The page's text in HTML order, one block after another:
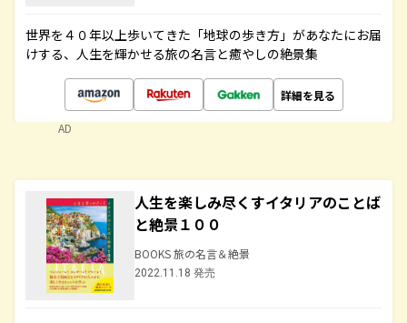
世界を４０年以上歩いてきた「地球の歩き方」があなたにお届
けする、人生を輝かせる旅の名言と癒やしの絶景集
詳細を見る
AD
人生を楽しみ尽くすイタリアのことば
と絶景１００
BOOKS 旅の名言＆絶景
2022.11.18 発売